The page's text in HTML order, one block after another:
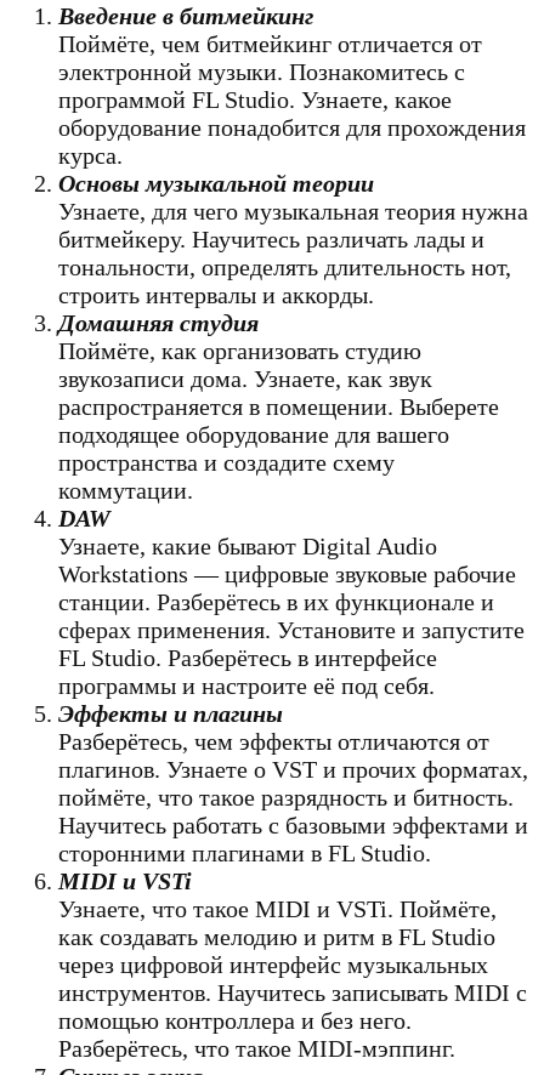
Введение в битмейкинг
Поймёте, чем битмейкинг отличается от
электронной музыки. Познакомитесь с
программой FL Studio. Узнаете, какое
оборудование понадобится для прохождения
курса.
Основы музыкальной теории
Узнаете, для чего музыкальная теория нужна
битмейкеру. Научитесь различать лады и
тональности, определять длительность нот,
строить интервалы и аккорды.
Домашняя студия
Поймёте, как организовать студию
звукозаписи дома. Узнаете, как звук
распространяется в помещении. Выберете
подходящее оборудование для вашего
пространства и создадите схему
коммутации.
DAW
Узнаете, какие бывают Digital Audio
Workstations — цифровые звуковые рабочие
станции. Разберётесь в их функционале и
сферах применения. Установите и запустите
FL Studio. Разберётесь в интерфейсе
программы и настроите её под себя.
Эффекты и плагины
Разберётесь, чем эффекты отличаются от
плагинов. Узнаете о VST и прочих форматах,
поймёте, что такое разрядность и битность.
Научитесь работать с базовыми эффектами и
сторонними плагинами в FL Studio.
MIDI и VSTi
Узнаете, что такое MIDI и VSTi. Поймёте,
как создавать мелодию и ритм в FL Studio
через цифровой интерфейс музыкальных
инструментов. Научитесь записывать MIDI с
помощью контроллера и без него.
Разберётесь, что такое MIDI-мэппинг.